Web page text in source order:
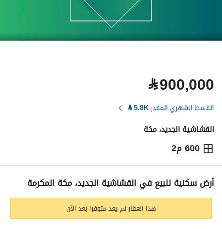
⃁900,000
القسط الشهري المقدر5.8K
⃁
القشاشية الجديد، مكة
600 م2
⃁
900,000
التفاصيل معلومات ترخيص الإعلان حاسبة التمويل
أرض سكنية للبيع في القشاشية الجديد، مكة المكرمة
هذا العقار لم يعد متوفرا بعد الآن